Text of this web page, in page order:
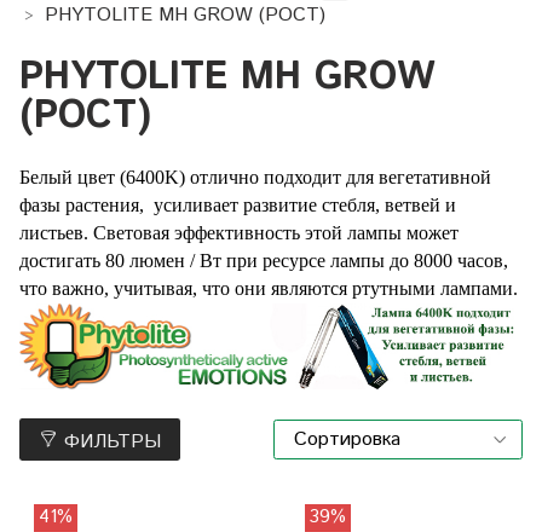
PHYTOLITE MH GROW (РОСТ)
PHYTOLITE MH GROW
(РОСТ)
Белый цвет (6400K) отлично подходит для вегетативной
фазы растения, усиливает развитие стебля, ветвей и
листьев. Световая эффективность этой лампы может
достигать 80 люмен / Вт при ресурсе лампы до 8000 часов,
что важно, учитывая, что они являются ртутными лампами.
ФИЛЬТРЫ
41% 39%